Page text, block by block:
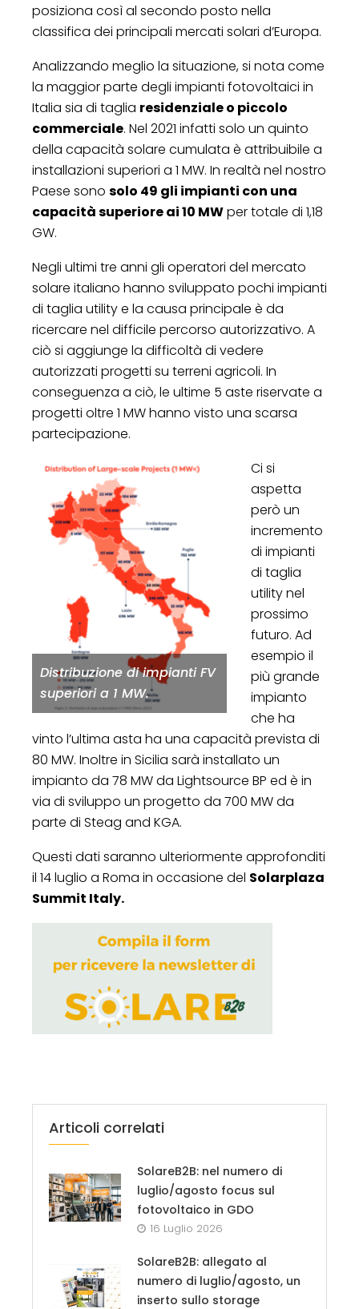
posiziona così al secondo posto nella
classifica dei principali mercati solari d’Europa.
Analizzando meglio la situazione, si nota come
la maggior parte degli impianti fotovoltaici in
Italia sia di taglia residenziale o piccolo
commerciale. Nel 2021 infatti solo un quinto
della capacità solare cumulata è attribuibile a
installazioni superiori a 1 MW. In realtà nel nostro
Paese sono solo 49 gli impianti con una
capacità superiore ai 10 MWper totale di 1,18
GW.
Negli ultimi tre anni gli operatori del mercato
solare italiano hanno sviluppato pochi impianti
di taglia utility e la causa principale è da
ricercare nel difficile percorso autorizzativo. A
ciò si aggiunge la difficoltà di vedere
autorizzati progetti su terreni agricoli. In
conseguenza a ciò, le ultime 5 aste riservate a
progetti oltre 1 MW hanno visto una scarsa
partecipazione.
Distribuzione di impianti FV
superiori a 1 MW.
Ci si
aspetta
però un
incremento
di impianti
di taglia
utility nel
prossimo
futuro. Ad
esempio il
più grande
impianto
che ha
vinto l’ultima asta ha una capacità prevista di
80 MW. Inoltre in Sicilia sarà installato un
impianto da 78 MW da Lightsource BP ed è in
via di sviluppo un progetto da 700 MW da
parte di Steag and KGA.
Questi dati saranno ulteriormente approfonditi
il 14 luglio a Roma in occasione del Solarplaza
Summit Italy.
Articoli correlati
SolareB2B: nel numero di
luglio/agosto focus sul
fotovoltaico in GDO
16 Luglio 2026
SolareB2B: allegato al
numero di luglio/agosto, un
inserto sullo storage